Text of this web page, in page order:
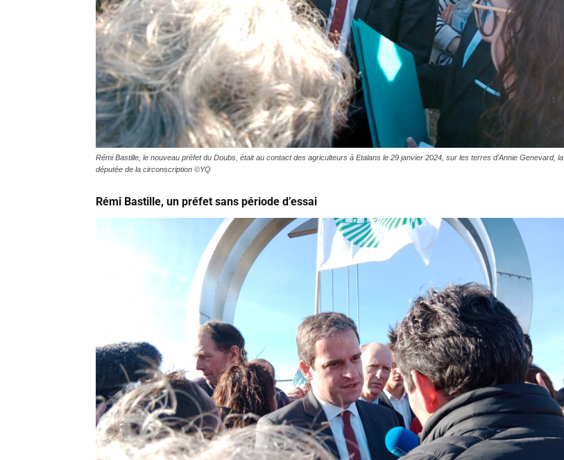
Hebdo25
Rémi Bastille, le nouveau préfet du Doubs, était au contact des agriculteurs à Etalans le 29 janvier 2024, sur les terres d'Annie Genevard, la
députée de la circonscription ©YQ
Rémi Bastille, un préfet sans période d’essai